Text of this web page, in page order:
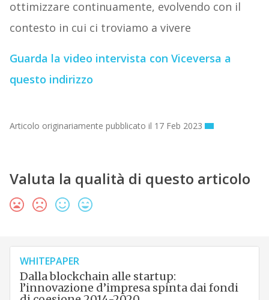
ottimizzare continuamente, evolvendo con il
contesto in cui ci troviamo a vivere
Guarda la video intervista con Viceversa a
questo indirizzo
Articolo originariamente pubblicato il 17 Feb 2023
Valuta la qualità di questo articolo
WHITEPAPER
Dalla blockchain alle startup:
l’innovazione d’impresa spinta dai fondi